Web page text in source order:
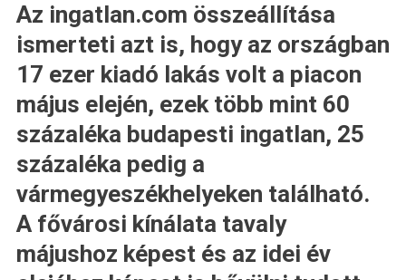
Az ingatlan.com összeállítása
ismerteti azt is, hogy az országban
17 ezer kiadó lakás volt a piacon
május elején, ezek több mint 60
százaléka budapesti ingatlan, 25
százaléka pedig a
vármegyeszékhelyeken található.
A fővárosi kínálata tavaly
májushoz képest és az idei év